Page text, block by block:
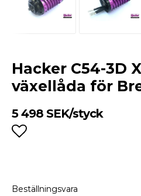
Hacker C54-3D
växellåda för
5 498 SEK/styck
Beställningsvara